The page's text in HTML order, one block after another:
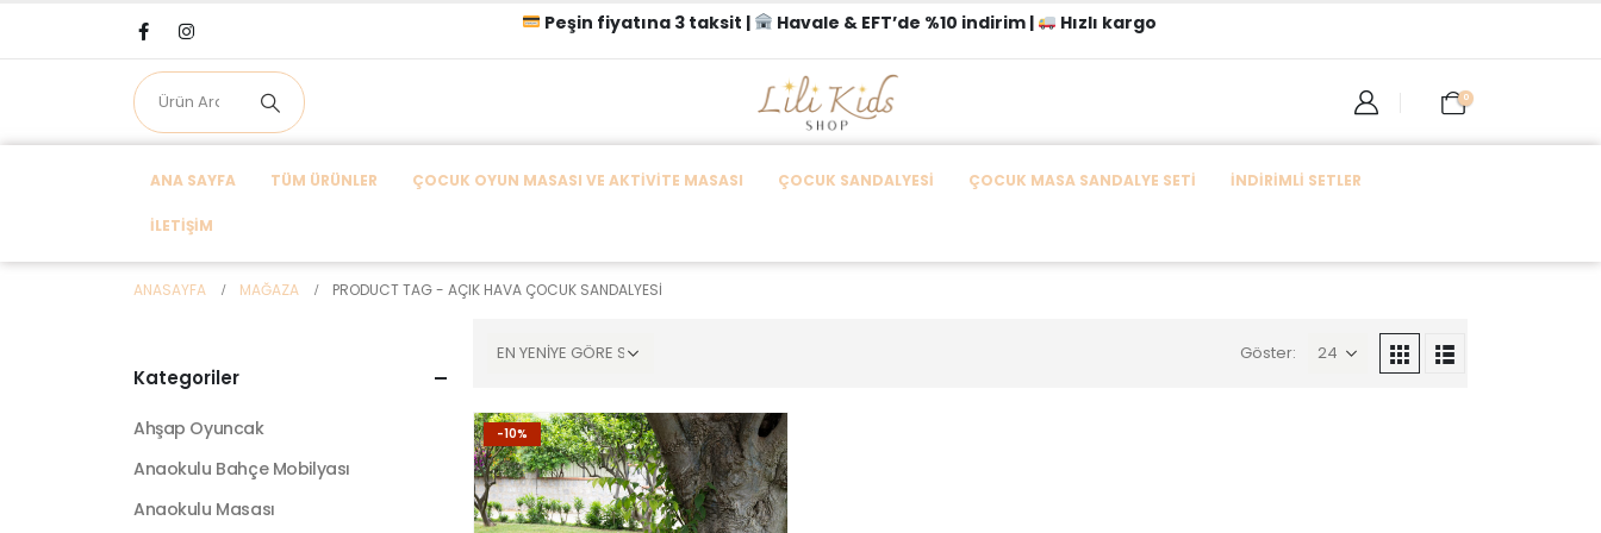
Peşin fiyatına 3 taksit | Havale & EFT’de %10 indirim | Hızlı kargo
0
ANA SAYFA TÜM ÜRÜNLER ÇOCUK OYUN MASASI VE AKTIVITE MASASI ÇOCUK SANDALYESI ÇOCUK MASA SANDALYE SETI İNDIRIMLI SETLER
İLETIŞIM
ANASAYFA MAĞAZA PRODUCT TAG - AÇIK HAVA ÇOCUK SANDALYESI
Göster:
-10%
Kategoriler
Ahşap Oyuncak
Anaokulu Bahçe Mobilyası
Anaokulu Masası